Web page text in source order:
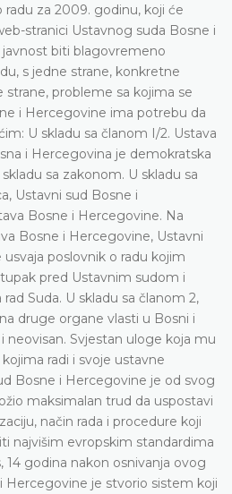
radu za 2009. godinu, koji će
stranici Ustavnog suda Bosne i
biti blagovremeno
s jedne strane, konkretne
strane, probleme sa kojima se
i Hercegovine ima potrebu da
U skladu sa članom I/2. Ustava
i Hercegovina je demokratska
sa zakonom. U skladu sa
Ustavni sud Bosne i
Bosne i Hercegovine. Na
Bosne i Hercegovine, Ustavni
poslovnik o radu kojim
pred Ustavnim sudom i
Suda. U skladu sa članom 2,
druge organe vlasti u Bosni i
neovisan. Svjestan uloge koja mu
radi i svoje ustavne
Bosne i Hercegovine je od svog
maksimalan trud da uspostavi
način rada i procedure koji
najvišim evropskim standardima
14 godina nakon osnivanja ovog
Hercegovine je stvorio sistem koji